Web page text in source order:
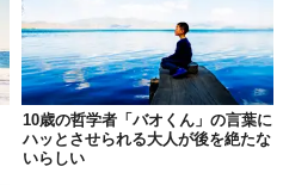
10歳の哲学者「バオくん」の言葉に
ハッとさせられる大人が後を絶たな
いらしい